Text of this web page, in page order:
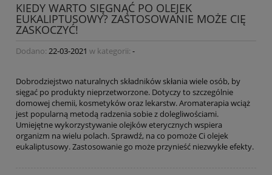
KIEDY WARTO SIĘGNĄĆ PO OLEJEK
EUKALIPTUSOWY? ZASTOSOWANIE MOŻE CIĘ
ZASKOCZYĆ!
Dodano: 22-03-2021 w kategorii: -
Dobrodziejstwo naturalnych składników skłania wiele osób, by
sięgać po produkty nieprzetworzone. Dotyczy to szczególnie
domowej chemii, kosmetyków oraz lekarstw. Aromaterapia wciąż
jest popularną metodą radzenia sobie z dolegliwościami.
Umiejętne wykorzystywanie olejków eterycznych wspiera
organizm na wielu polach. Sprawdź, na co pomoże Ci olejek
eukaliptusowy. Zastosowanie go może przynieść niezwykłe efekty.